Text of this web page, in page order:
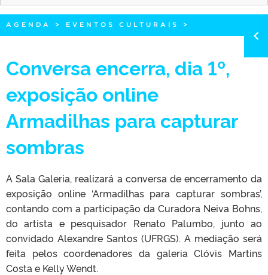
AGENDA > EVENTOS CULTURAIS >
Conversa encerra, dia 1º,
exposição online
Armadilhas para capturar
sombras
A Sala Galeria, realizará a conversa de encerramento da
exposição online ‘Armadilhas para capturar sombras’,
contando com a participação da Curadora Neiva Bohns,
do artista e pesquisador Renato Palumbo, junto ao
convidado Alexandre Santos (UFRGS). A mediação será
feita pelos coordenadores da galeria Clóvis Martins
Costa e Kelly Wendt.